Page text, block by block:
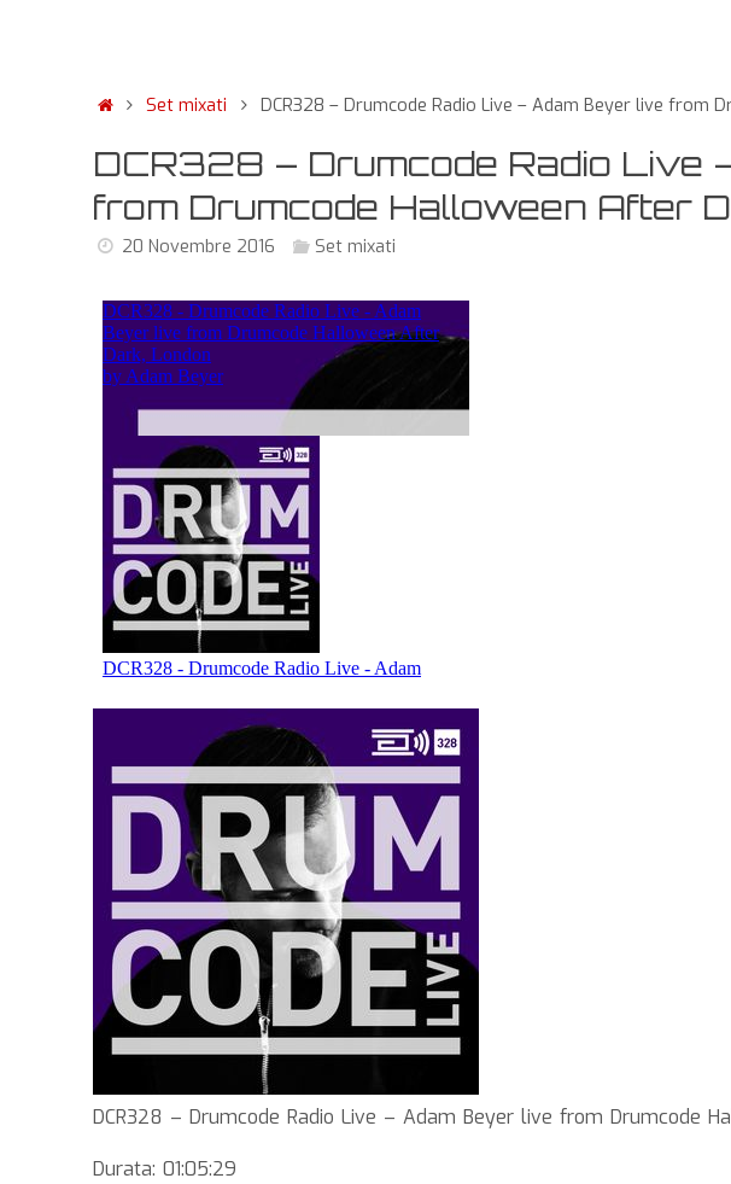
Set mixati DCR328 – Drumcode Radio Live – Adam Beyer live from
DCR328 – Drumcode Radio Live
from Drumcode Halloween After
20 Novembre 2016 Set mixati
DCR328 – Drumcode Radio Live – Adam Beyer live from Drumcode
Durata: 01:05:29